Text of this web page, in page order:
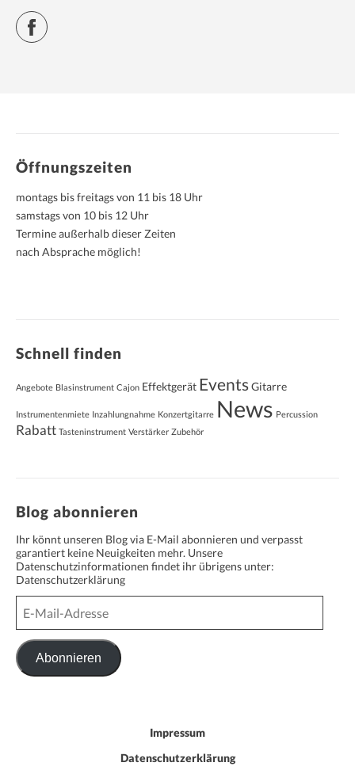
Facebook
Öffnungszeiten
montags bis freitags von 11 bis 18 Uhr
samstags von 10 bis 12 Uhr
Termine außerhalb dieser Zeiten
nach Absprache möglich!
Schnell finden
Angebote Blasinstrument Cajon Effektgerät EventsGitarre
Instrumentenmiete Inzahlungnahme Konzertgitarre News Percussion
Rabatt Tasteninstrument Verstärker Zubehör
Blog abonnieren
Ihr könnt unseren Blog via E-Mail abonnieren und verpasst
garantiert keine Neuigkeiten mehr. Unsere
Datenschutzinformationen findet ihr übrigens unter:
Datenschutzerklärung
Mail-
Adresse
Abonnieren
Impressum
Datenschutzerklärung